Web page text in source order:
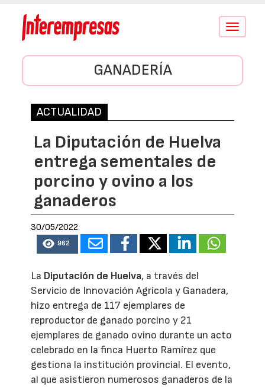
Conmutar
GANADERÍA
ACTUALIDAD
La Diputación de Huelva
entrega sementales de
porcino y ovino a los
ganaderos
30/05/2022
962
La Diputación de Huelva, a través del
Servicio de Innovación Agrícola y Ganadera,
hizo entrega de 117 ejemplares de
reproductor de ganado porcino y 21
ejemplares de ganado ovino durante un acto
celebrado en la finca Huerto Ramírez que
gestiona la institución provincial. El evento,
al que asistieron numerosos ganaderos de la